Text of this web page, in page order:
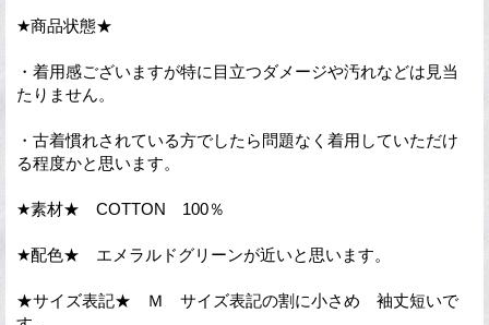
★商品状態★
・着用感ございますが特に目立つダメージや汚れなどは見当
たりません。
・古着慣れされている方でしたら問題なく着用していただけ
る程度かと思います。
★素材★ COTTON 100％
★配色★ エメラルドグリーンが近いと思います。
★サイズ表記★ Ｍ サイズ表記の割に小さめ 袖丈短いで